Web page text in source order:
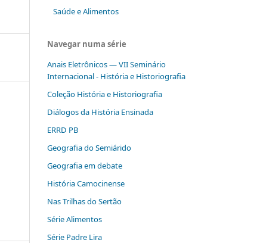
Saúde e Alimentos
Navegar numa série
Anais Eletrônicos — VII Seminário
Internacional - História e Historiografia
Coleção História e Historiografia
Diálogos da História Ensinada
ERRD PB
Geografia do Semiárido
Geografia em debate
História Camocinense
Nas Trilhas do Sertão
Série Alimentos
Série Padre Lira